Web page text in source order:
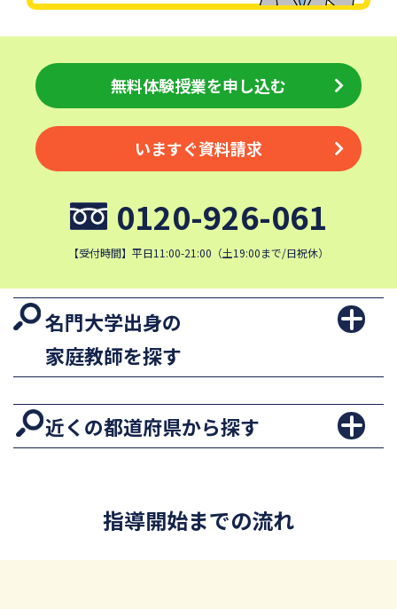
無料体験授業を申し込む
いますぐ資料請求
0120-926-061
【受付時間】平日11:00-21:00（土19:00まで/日祝休）
名門大学出身の
家庭教師を探す
近くの都道府県から探す
指導開始までの流れ